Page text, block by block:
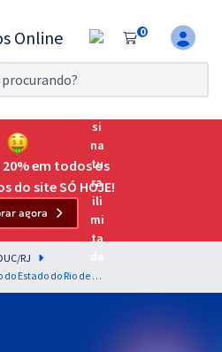
0
por 7 dias!
para o Exame da
as principais
20% em todos os
do site SÓ HOJE!
agora
RJ
SEEDUC RJ - Secretaria de Educação do Estado do Rio de Janeiro - Professor Docente I - Matemática